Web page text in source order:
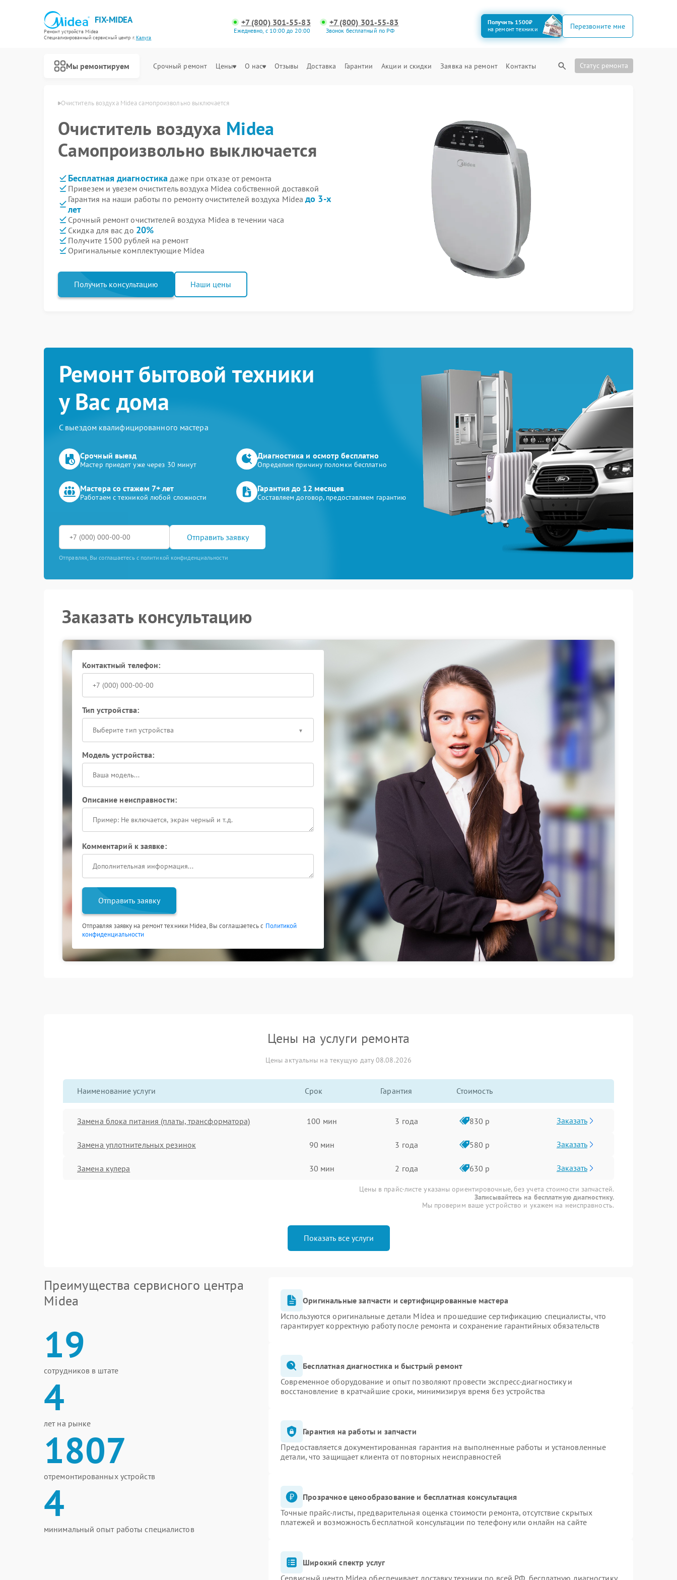
FIX-MIDEA
Ремонт устройств Midea
Специализированный cервисный центр г.Калуга
+7 (800) 301-55-83
Ежедневно, с 10:00 до 20:00
+7 (800) 301-55-83
Звонок бесплатный по РФ
Получить 1500₽
на ремонт техники
Перезвоните мне
Мы ремонтируем Срочный ремонт Цены О нас Отзывы Доставка Гарантии Акции и скидки Заявка на ремонт Контакты Статус ремонта
Очиститель воздуха Midea самопроизвольно выключается
Очиститель воздуха Midea
Самопроизвольно выключается
Бесплатная диагностика даже при отказе от ремонта
Привезем и увезем очиститель воздуха Midea собственной доставкой
Гарантия на наши работы по ремонту очистителей воздуха Mideaдо 3-х
лет
Срочный ремонт очистителей воздуха Midea в течении часа
Скидка для вас до 20%
Получите 1500 рублей на ремонт
Оригинальные комплектующие Midea
Получить консультацию Наши цены
Ремонт бытовой техники
у Вас дома
С выездом квалифицированного мастера
Срочный выезд
Мастер приедет уже через 30 минут
Диагностика и осмотр бесплатно
Определим причину поломки бесплатно
Мастера со стажем 7+ лет
Работаем с техникой любой сложности
Гарантия до 12 месяцев
Составляем договор, предоставляем гарантию
Отправить заявку
Отправляя, Вы соглашаетесь с политикой конфиденциальности
Заказать консультацию
Контактный телефон:
Тип устройства:
Выберите тип устройства
Модель устройства:
Описание неисправности:
Комментарий к заявке:
Отправить заявку
Отправляя заявку на ремонт техники Midea, Вы соглашаетесь с Политикой
конфиденциальности
Цены на услуги ремонта
Цены актуальны на текущую дату 08.08.2026
Наименование услуги Срок Гарантия Стоимость
Замена блока питания (платы, трансформатора) 100 мин 3 года 830 р Заказать
Замена уплотнительных резинок 90 мин 3 года 580 р Заказать
Замена кулера 30 мин 2 года 630 р Заказать
Цены в прайс-листе указаны ориентировочные, без учета стоимости запчастей.
Записывайтесь на бесплатную диагностику.
Мы проверим ваше устройство и укажем на неисправность.
Показать все услуги
Преимущества сервисного центра
Midea
19
сотрудников в штате
4
лет на рынке
1807
отремонтированных устройств
4
минимальный опыт работы специалистов
Оригинальные запчасти и сертифицированные мастера
Используются оригинальные детали Midea и прошедшие сертификацию специалисты, что
гарантирует корректную работу после ремонта и сохранение гарантийных обязательств
Бесплатная диагностика и быстрый ремонт
Современное оборудование и опыт позволяют провести экспресс-диагностику и
восстановление в кратчайшие сроки, минимизируя время без устройства
Гарантия на работы и запчасти
Предоставляется документированная гарантия на выполненные работы и установленные
детали, что защищает клиента от повторных неисправностей
Прозрачное ценообразование и бесплатная консультация
Точные прайс-листы, предварительная оценка стоимости ремонта, отсутствие скрытых
платежей и возможность бесплатной консультации по телефону или онлайн на сайте
Широкий спектр услуг
Сервисный центр Midea обеспечивает доставку техники по всей РФ, бесплатную диагностику